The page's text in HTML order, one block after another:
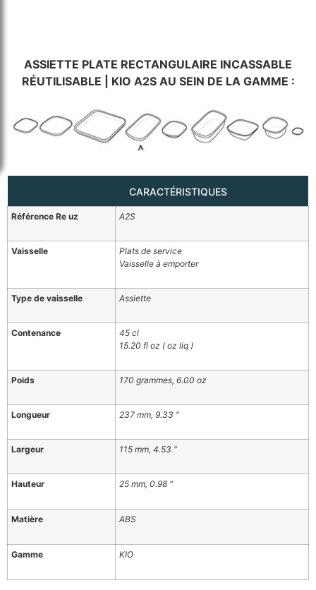
ASSIETTE PLATE RECTANGULAIRE INCASSABLE
RÉUTILISABLE | KIO A2S AU SEIN DE LA GAMME :
CARACTÉRISTIQUES
Référence Re uz A2S
Vaisselle
Plats de service
Vaisselle à emporter
Type de vaisselle Assiette
Contenance
45 cl
15.20 fl oz ( oz liq )
Poids 170 grammes, 6.00 oz
Longueur 237 mm, 9.33 "
Largeur 115 mm, 4.53 "
Hauteur 25 mm, 0.98 "
Matière ABS
Gamme KIO